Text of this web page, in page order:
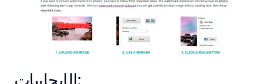
الإيجابيات: